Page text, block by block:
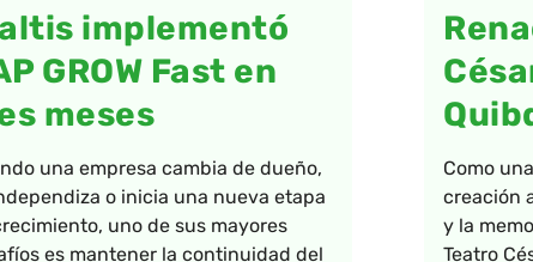
implementó
GROW Fast en
meses
una empresa cambia de dueño,
o inicia una nueva etapa
uno de sus mayores
es mantener la continuidad del
Como
creación
y la
Teatro